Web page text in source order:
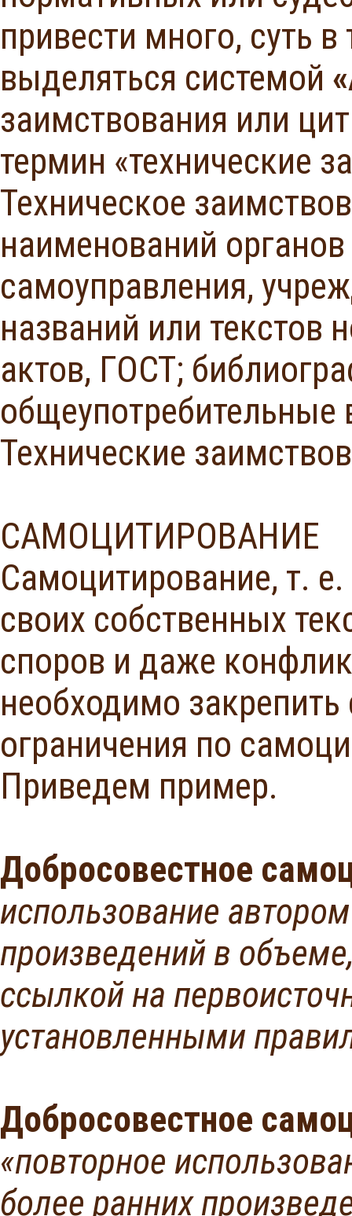
привести много, суть
выделяться системой
заимствования или
термин «технические
Техническое
наименований
самоуправления,
названий или текстов
актов, ГОСТ;
Технические
САМОЦИТИРОВАНИЕ
Самоцитирование, т.
своих собственных
споров и даже
необходимо
ограничения по
Приведем пример.
Добросовестное
использование
произведений в
ссылкой на
установленными
Добросовестное
«повторное
более ранних